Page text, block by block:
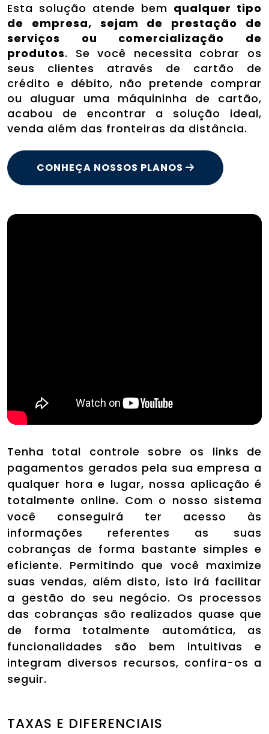
Esta solução atende bem qualquer tipo
de empresa, sejam de prestação de
serviços ou comercialização de
produtos. Se você necessita cobrar os
seus clientes através de cartão de
crédito e débito, não pretende comprar
ou aluguar uma máquininha de cartão,
acabou de encontrar a solução ideal,
venda além das fronteiras da distância.
CONHEÇA NOSSOS PLANOS
Tenha total controle sobre os links de
pagamentos gerados pela sua empresa a
qualquer hora e lugar, nossa aplicação é
totalmente online. Com o nosso sistema
você conseguirá ter acesso às
informações referentes as suas
cobranças de forma bastante simples e
eficiente. Permitindo que você maximize
suas vendas, além disto, isto irá facilitar
a gestão do seu negócio. Os processos
das cobranças são realizados quase que
de forma totalmente automática, as
funcionalidades são bem intuitivas e
integram diversos recursos, confira-os a
seguir.
TAXAS E DIFERENCIAIS